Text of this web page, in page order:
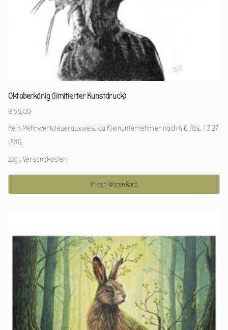
Oktoberkönig (limitierter Kunstdruck)
€ 55,00
Kein Mehrwertsteuerausweis, da Kleinunternehmer nach § 6 Abs. 1 Z 27
UStG.
zzgl.Versandkosten
In den Warenkorb